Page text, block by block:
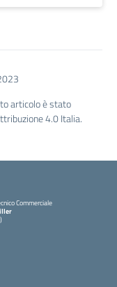
articolo è stato
4.0 Italia.
Commerciale